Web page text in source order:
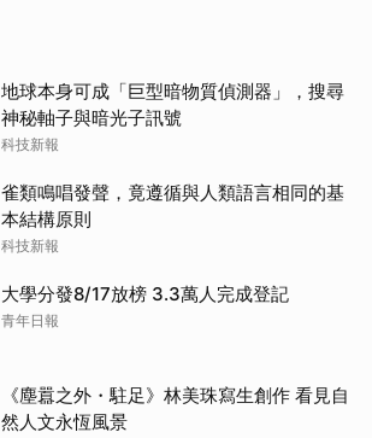
地球本身可成「巨型暗物質偵測器」，搜尋
神秘軸子與暗光子訊號
科技新報
雀類鳴唱發聲，竟遵循與人類語言相同的基
本結構原則
科技新報
大學分發8/17放榜 3.3萬人完成登記
青年日報
《塵囂之外・駐足》林美珠寫生創作 看見自
然人文永恆風景